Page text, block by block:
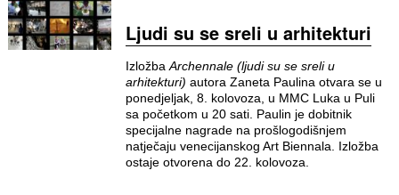
Ljudi su se sreli u arhitekturi
Izložba Archennale (ljudi su se sreli u
arhitekturi) autora Zaneta Paulina otvara se u
ponedjeljak, 8. kolovoza, u MMC Luka u Puli
sa početkom u 20 sati. Paulin je dobitnik
specijalne nagrade na prošlogodišnjem
natječaju venecijanskog Art Biennala. Izložba
ostaje otvorena do 22. kolovoza.